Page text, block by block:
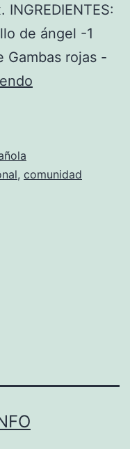
de ángel -1
Gambas rojas -
, comunidad